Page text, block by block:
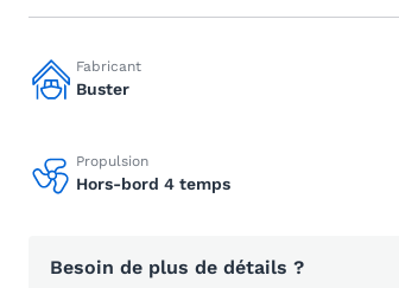
Fabricant
Buster
Propulsion
Hors-bord 4 temps
Besoin de plus de détails ?